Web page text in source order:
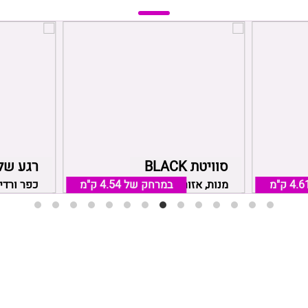
רגע
כפר
סוויטת BLACK
מנות, אזור נהריהבמרחק של4.54 ק"מ ק"מ